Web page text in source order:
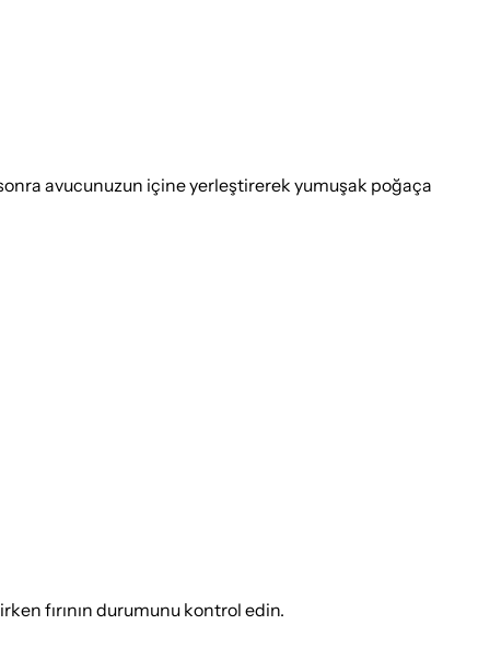
avucunuzun içine yerleştirerek yumuşak poğaça
fırının durumunu kontrol edin.